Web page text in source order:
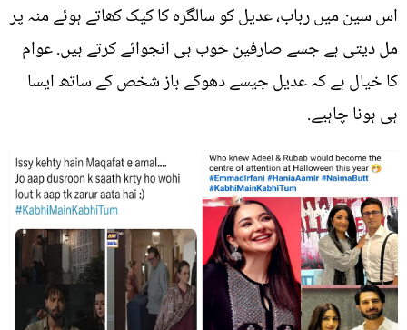
اس سین میں رباب، عدیل کو سالگرہ کا کیک کھاتے ہوئے منہ پر
مل دیتی ہے جسے صارفین خوب ہی انجوائے کرتے ہیں. عوام
کا خیال ہے کہ عدیل جیسے دھوکے باز شخص کے ساتھ ایسا
ہی ہونا چاہیے.